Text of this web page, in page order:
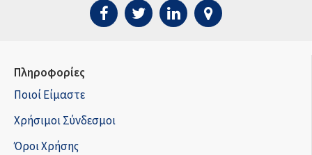
Πληροφορίες
Ποιοί Είμαστε
Χρήσιμοι Σύνδεσμοι
Όροι Χρήσης